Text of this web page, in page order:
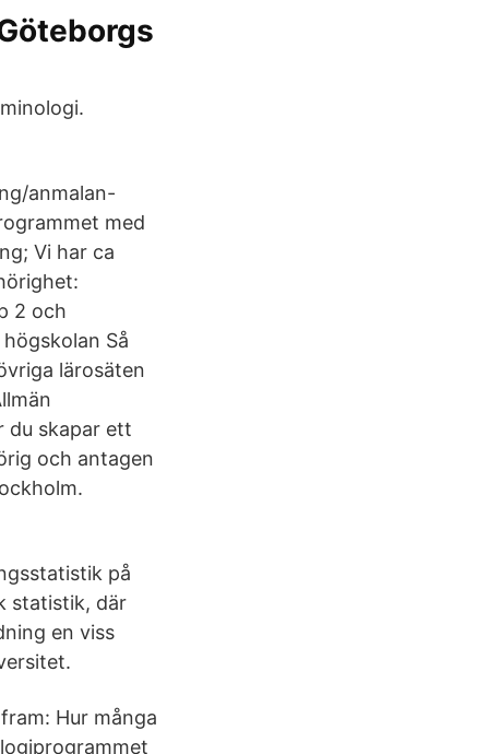
anmalan-
med
Vi har ca
2 och
Så
lärosäten
du skapar ett
och antagen
på
statistik, där
en viss
Hur många